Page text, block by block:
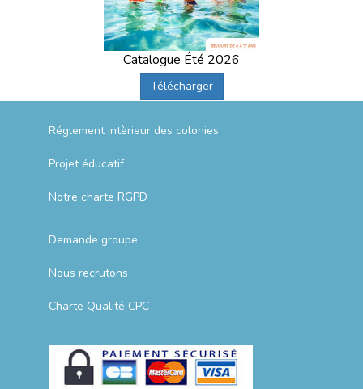
Catalogue Été 2026
Télécharger
Réglement intèrieur des colonies
Projet éducatif
Notre charte RGPD
Demande groupe
Nous recrutons
Charte Qualité CPC